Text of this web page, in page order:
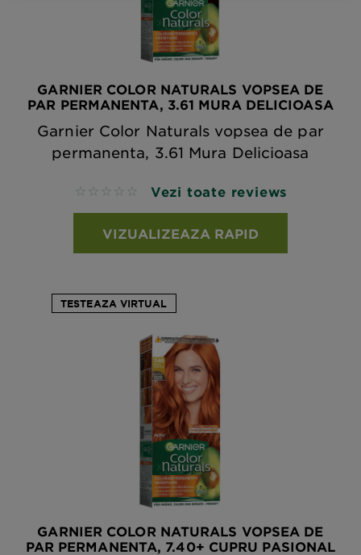
GARNIER COLOR NATURALS VOPSEA DE
PAR PERMANENTA, 3.61 MURA DELICIOASA
Garnier Color Naturals vopsea de par
permanenta, 3.61 Mura Delicioasa
No reviews Vezi toate reviews
VIZUALIZEAZA RAPID
TESTEAZA VIRTUAL
GARNIER COLOR NATURALS VOPSEA DE
PAR PERMANENTA, 7.40+ CUPRU PASIONAL